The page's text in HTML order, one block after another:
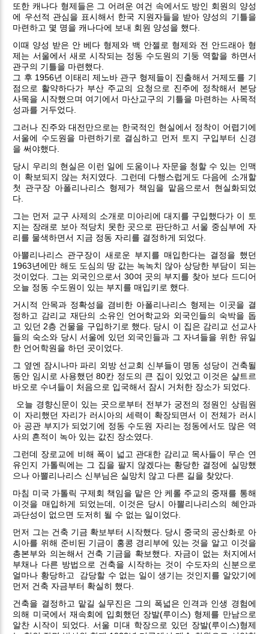
또한 캐나다 형제들은 그 어려운 여건 속에서도 방인 회원의 양성
에 우선적 관심을 표시해서 한국 지원자들을 받아 양성의 기틀을
마련하고 몇 명을 캐나다에 보내 회원 양성을 했다.
이때 양성 받은 안 베다 형제와 백 안젤로 형제와 전 안드래아 형
제는 서울에서 새로 시작되는 정동 수도원의 기둥 역할을 하면서
관구의 기틀을 마련했다.
그 후 1956년 이태리 제노바 관구 형제들이 진출해서 거제도를 기
점으로 활약하다가 부산 주교의 요청으로 진주에 정착해서 본당
사목을 시작했으며 여기에서 마산교구의 기틀을 마련하는 사목적
성과를 거두었다.
그러나 진주와 대전만으로는 한국적인 현실에서 정착이 어렵기에
서울에 수도원을 마련하기로 결심하고 먼저 토지 구입부터 신경
을 써야했다.
당시 우리의 현실은 이런 일에 도움이나 자문을 청할 수 있는 인맥
이 확보되지 않는 처지였다. 그런데 다행스럽게도 다음에 소개할
첫 관구장 아폴리나리스 형제가 책임을 맡음으로서 현실화되었
다.
그는 먼저 교구 사제의 소개로 미아리에 대지를 구입했다가 이 토
지는 장래로 보아 적당치 못한 곳으로 판단하고 서울 중심부에 자
리를 물색하면서 지금 정동 자리를 결정하게 되었다.
아뽈리나리스 관구장이 새로운 부지를 매입한다는 결정을 했던
1963년에만 해도 도심의 땅 값는 녹녹치 않아 상당한 부담이 되는
것이었다. 그는 외국인으로서 30여 곳의 부지를 찾아 보다 드디어
오늘 정동 수도원이 있는 부지를 매입키로 했다.
거시적 안목과 정확성을 겸비한 아폴리나리스 형제는 이곳을 결
정하고 감리교 재단의 소유인 언어학교와 외국인들의 숙박을 돕
고 있던 2층 건물을 구입하기로 했다. 당시 이 집은 감리교 선교사
들의 숙소와 당시 서울에 있던 외국인들과 그 자녀들을 위한 유일
한 언어학원을 하던 곳이었다.
그 옆엔 잠시나마 파리 외방 선교회 신부들이 명동 성당이 건축될
동안 임시로 사용했던 80칸 정도의 큰 집이 있었고 이것은 샬트르
바오로 수녀들이 처음으로 입국해서 잠시 거처한 장소가 되었다.
오늘 경향신문이 있는 곳으로부터 전부가 궁전의 정원인 상림원
이 자리했던 자리가 러시아의 세력이 확장되면서 이 전체가 러시
아 공관 부지가 되었기에 정동 수도원 자리는 정동에서도 많은 역
사의 흔적이 녹아 있는 값진 장소였다.
그런데 장로교에 비해 폭이 넓고 관대한 감리교 목사들이 무슨 연
유인지 가톨릭에는 그 집을 팔지 않겠다는 황당한 결정에 실망했
으나 아뽈리나리스 신부님은 실망치 않고 다른 길을 찾았다.
마침 미국 가톨릭 구제회 책임을 맡은 안 케롤 주교의 중재를 통해
이것을 매입하게 되었는데, 이것은 당시 아뽈리나리스의 혜안과
과단성이 없으면 도저히 될 수 없는 일이었다.
먼저 그는 건축 기금 확보부터 시작했다. 당시 중국의 공산화로 아
시아를 위해 준비된 기금이 홍콩 경리부에 있는 것을 알고 이것을
총본부와 의논해서 건축 기금을 확보했다. 자금이 없는 처지에서
부채나 다른 방법으로 건축을 시작하는 것이 수도자의 신분으로
얼마나 황당하고
감당할 수 없는 일이 생기는 것인지를 알았기에
먼저 건축 자금부터 확실히 했다.
건축을 결정하고 맡길 실무진은 그의 폭넓은 인격과 인생 경험에
의해 미국에서 재속회에 입회했던 장발(루이스) 형제를 만남으로
알찬 시작이 되었다. 서울 미대 학장으로 있던 장발(루이스)형제